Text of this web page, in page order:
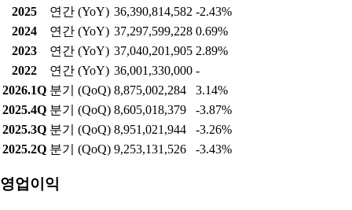
2025
연간 (YoY) 36,390,814,582 -2.43%
2024
연간 (YoY) 37,297,599,228 0.69%
2023
연간 (YoY) 37,040,201,905 2.89%
2022
연간 (YoY) 36,001,330,000 -
2026.1Q 분기 (QoQ) 8,875,002,284
3.14%
2025.4Q 분기 (QoQ) 8,605,018,379
-3.87%
2025.3Q 분기 (QoQ) 8,951,021,944
-3.26%
2025.2Q 분기 (QoQ) 9,253,131,526 -3.43%
영업이익